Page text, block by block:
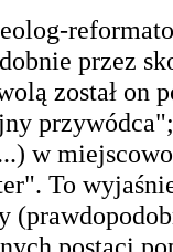
przez
został on
w
To